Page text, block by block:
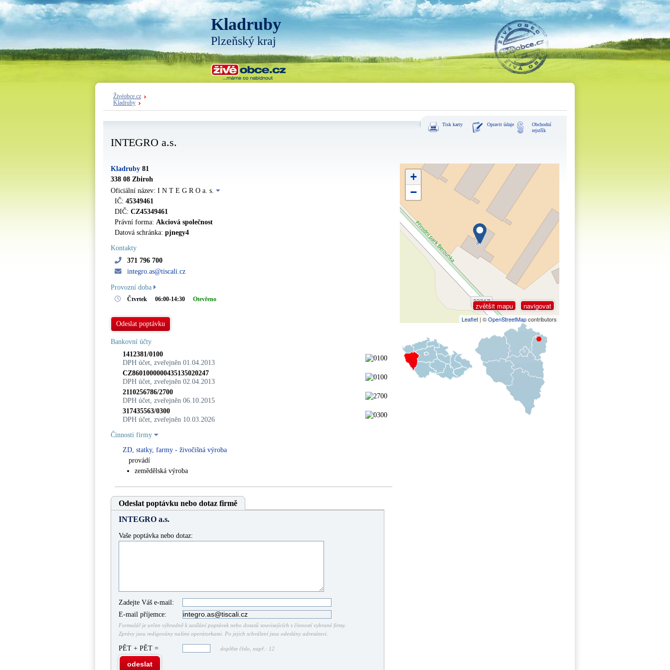
Kladruby
Plzeňský kraj
Živéobce.cz
Kladruby
Tisk karty Opravit údaje
Obchodní
rejstřík
INTEGRO a.s.
Kladruby 81
338 08 Zbiroh
Oficiální název: I N T E G R O a. s.
IČ: 45349461
DIČ: CZ45349461
Právní forma: Akciová společnost
Datová schránka: pjnegy4
Kontakty
371 796 700
integro.as@tiscali.cz
Provozní doba
Čtvrtek 06:00-14:30 Otevřeno
Odeslat poptávku
Bankovní účty
1412381/0100
DPH účet, zveřejněn 01.04.2013
CZ8601000000435135020247
DPH účet, zveřejněn 02.04.2013
2110256786/2700
DPH účet, zveřejněn 06.10.2015
317435563/0300
DPH účet, zveřejněn 10.03.2026
Činnosti firmy
ZD, statky, farmy - živočišná výroba
provádí
zemědělská výroba
Odeslat poptávku nebo dotaz firmě
INTEGRO a.s.
Vaše poptávka nebo dotaz:
Zadejte Váš e-mail:
E-mail příjemce:
Formulář je určen výhradně k zasílání poptávek nebo dotazů souvisejících s činností vybrané firmy.
Zprávy jsou redigovány našimi operátorkami. Po jejich schválení jsou odeslány adresátovi.
PĚT + PĚT = doplňte číslo, např.: 12
odeslat
zvětšit mapu navigovat
+
−
Leaflet | ©OpenStreetMapcontributors